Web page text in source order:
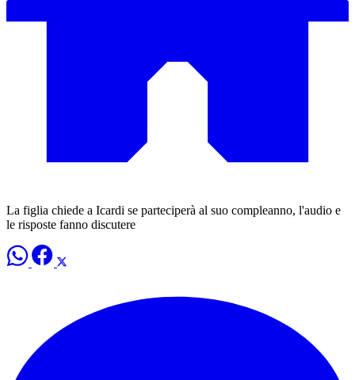
La figlia chiede a Icardi se parteciperà al suo compleanno, l'audio e
le risposte fanno discutere